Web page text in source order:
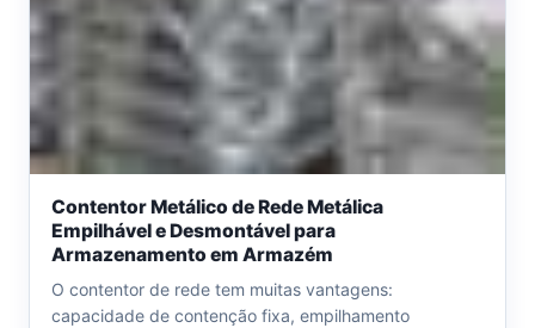
Contentor Metálico de Rede Metálica
Empilhável e Desmontável para
Armazenamento em Armazém
O contentor de rede tem muitas vantagens:
capacidade de contenção fixa, empilhamento